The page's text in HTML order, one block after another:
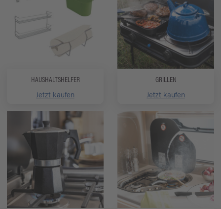
HAUSHALTSHELFER
Jetzt kaufen
GRILLEN
Jetzt kaufen